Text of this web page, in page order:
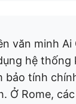
văn minh Ai
hệ thống
bảo tính
Ở Rome,